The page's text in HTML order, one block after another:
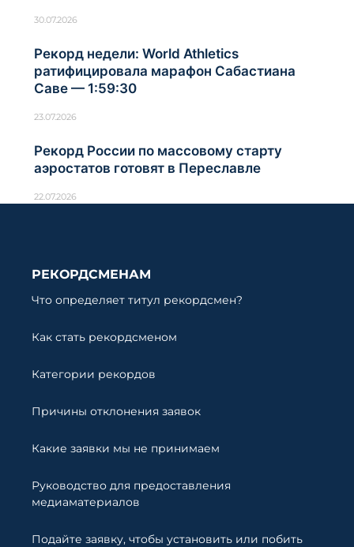
30.07.2026
Рекорд недели: World Athletics
ратифицировала марафон Сабастиана
Саве — 1:59:30
23.07.2026
Рекорд России по массовому старту
аэростатов готовят в Переславле
22.07.2026
РЕКОРДСМЕНАМ
Что определяет титул рекордсмен?
Как стать рекордсменом
Категории рекордов
Причины отклонения заявок
Какие заявки мы не принимаем
Руководство для предоставления
медиаматериалов
Подайте заявку, чтобы установить или побить